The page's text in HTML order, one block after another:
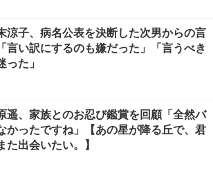
涼子、病名公表を決断した次男からの言
言い訳にするのも嫌だった」「言うべき
った」
遥、家族とのお忍び鑑賞を回顧「全然バ
かったですね」【あの星が降る丘で、君
た出会いたい。】